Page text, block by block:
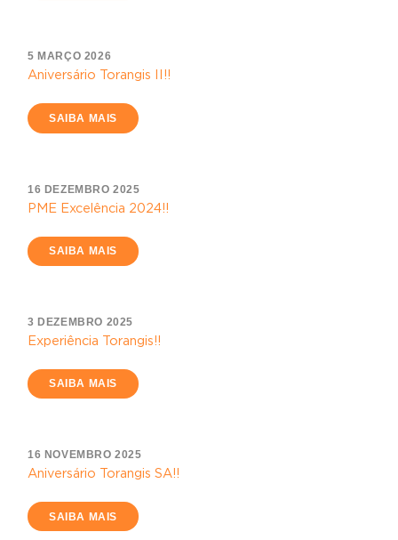
5 MARÇO 2026
Aniversário Torangis II!!
SAIBA MAIS
16 DEZEMBRO 2025
PME Excelência 2024!!
SAIBA MAIS
3 DEZEMBRO 2025
Experiência Torangis!!
SAIBA MAIS
16 NOVEMBRO 2025
Aniversário Torangis SA!!
SAIBA MAIS